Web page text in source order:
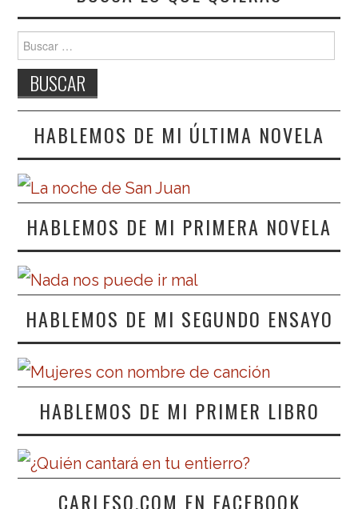
Buscar:
HABLEMOS DE MI ÚLTIMA NOVELA
HABLEMOS DE MI PRIMERA NOVELA
HABLEMOS DE MI SEGUNDO ENSAYO
HABLEMOS DE MI PRIMER LIBRO
CARLESO.COM EN FACEBOOK